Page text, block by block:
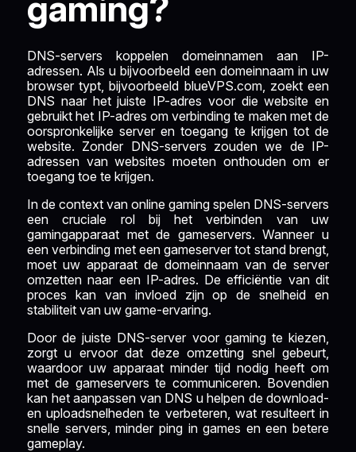
DNS-servers koppelen domeinnamen aan IP-
adressen. Als u bijvoorbeeld een domeinnaam in uw
browser typt, bijvoorbeeld blueVPS.com, zoekt een
DNS naar het juiste IP-adres voor die website en
gebruikt het IP-adres om verbinding te maken met de
oorspronkelijke server en toegang te krijgen tot de
website. Zonder DNS-servers zouden we de IP-
adressen van websites moeten onthouden om er
toegang toe te krijgen.
In de context van online gaming spelen DNS-servers
een cruciale rol bij het verbinden van uw
gamingapparaat met de gameservers. Wanneer u
een verbinding met een gameserver tot stand brengt,
moet uw apparaat de domeinnaam van de server
omzetten naar een IP-adres. De efficiëntie van dit
proces kan van invloed zijn op de snelheid en
stabiliteit van uw game-ervaring.
Door de juiste DNS-server voor gaming te kiezen,
zorgt u ervoor dat deze omzetting snel gebeurt,
waardoor uw apparaat minder tijd nodig heeft om
met de gameservers te communiceren. Bovendien
kan het aanpassen van DNS u helpen de download-
en uploadsnelheden te verbeteren, wat resulteert in
snelle servers, minder ping in games en een betere
gameplay.